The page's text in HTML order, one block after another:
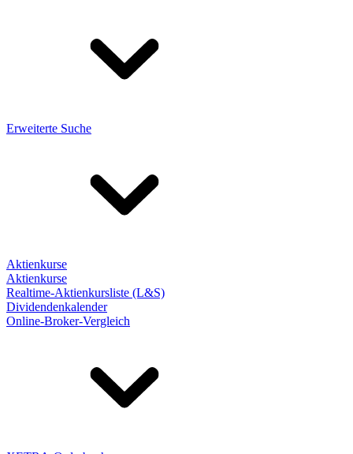
Erweiterte Suche
Aktienkurse
Aktienkurse
Realtime-Aktienkursliste (L&S)
Dividendenkalender
Online-Broker-Vergleich